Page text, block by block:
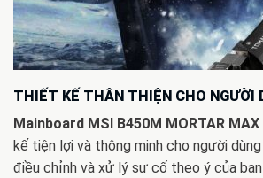
THIẾT KẾ THÂN THIỆN CHO NGƯỜI
Mainboard MSI B450M MORTAR MAX
kế tiện lợi và thông minh cho người
điều chỉnh và xử lý sự cố theo ý của